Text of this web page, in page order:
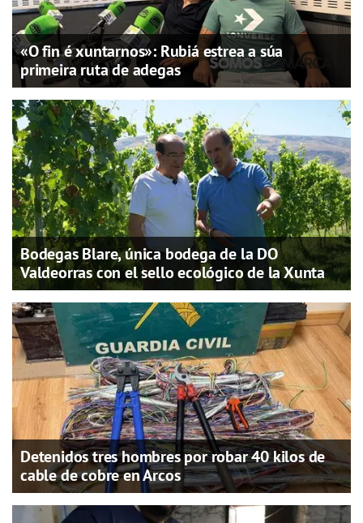
«O fin é xuntarnos»: Rubiá estrea a súa
primeira ruta de adegas
Bodegas Blare, única bodega de la DO
Valdeorras con el sello ecológico de la Xunta
Detenidos tres hombres por robar 40 kilos de
cable de cobre en Arcos